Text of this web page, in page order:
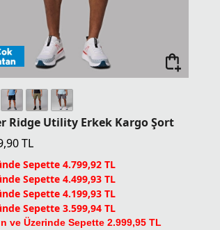
Ridge Utility Erkek Kargo Şort
TL
Sepette 4.799,92 TL
Sepette 4.499,93 TL
Sepette 4.199,93 TL
Sepette 3.599,94 TL
ve Üzerinde Sepette 2.999,95 TL
Dünyası Üyelerine Sepette Ek %5